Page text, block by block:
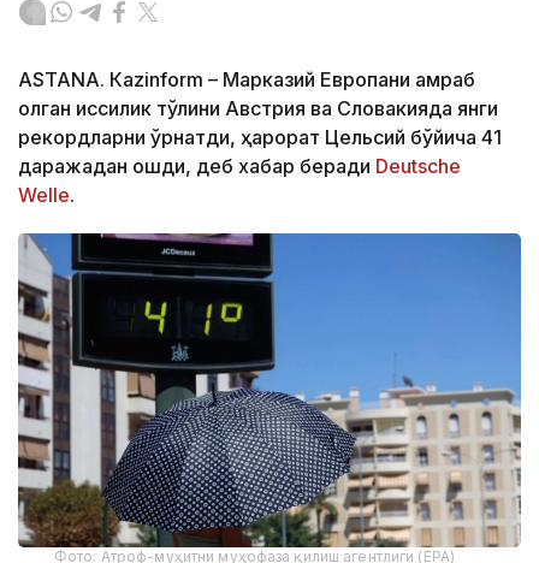
ASTANА. Кazinform – Марказий Европани қамраб
олган иссиқлик тўлқини Австрия ва Словакияда янги
рекордларни ўрнатди, ҳарорат Цельсий бўйича 41
даражадан ошди, деб хабар беради Deutsche
Welle.
Фото: Атроф-муҳитни муҳофаза қилиш агентлиги (EPA)